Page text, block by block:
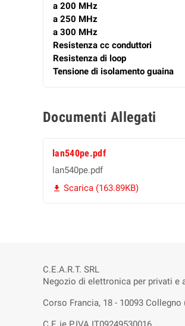
a 200 MHz
a 250 MHz
a 300 MHz
Resistenza cc conduttori
Resistenza di loop
Tensione di isolamento guaina
Documenti Allegati
lan540pe.pdf
lan540pe.pdf
 Scarica (163.89KB)
C.E.A.R.T. SRL
Negozio di elettronica per privati e
Corso Francia, 18 - 10093 Collegno